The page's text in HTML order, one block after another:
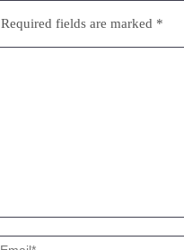
Required fields are marked *